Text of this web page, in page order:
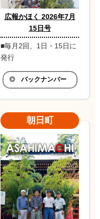
広報かほく 2026年7月
15日号
■毎月2回、1日・15日に
発行
バックナンバー
朝日町